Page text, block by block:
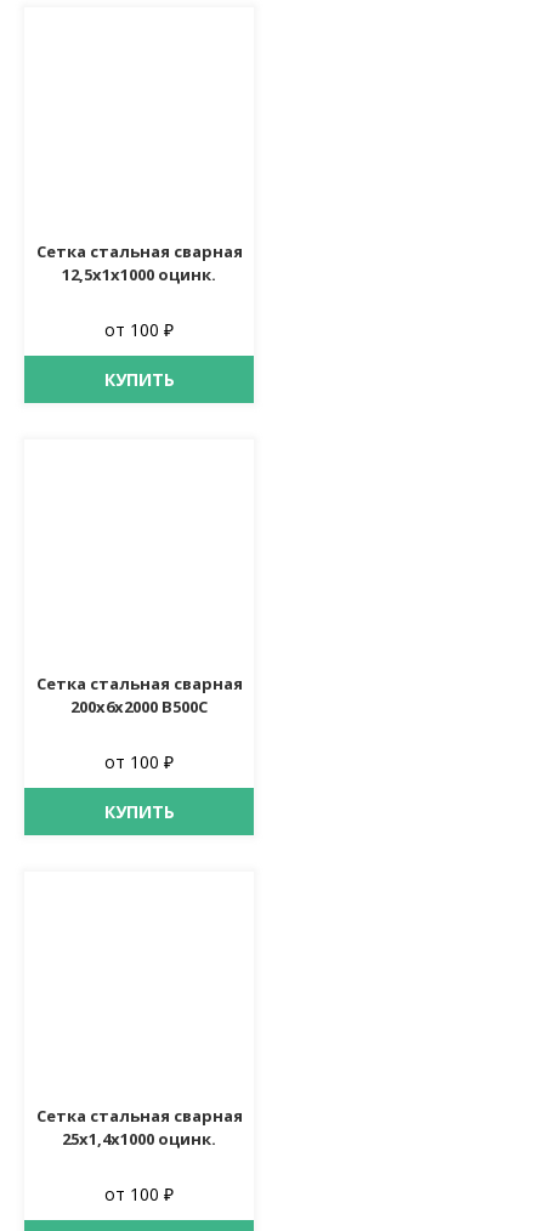
Сетка стальная сварная
12,5х1х1000 оцинк.
от 100 ₽
КУПИТЬ
Сетка стальная сварная
200х6х2000 В500С
от 100 ₽
КУПИТЬ
Сетка стальная сварная
25х1,4х1000 оцинк.
от 100 ₽